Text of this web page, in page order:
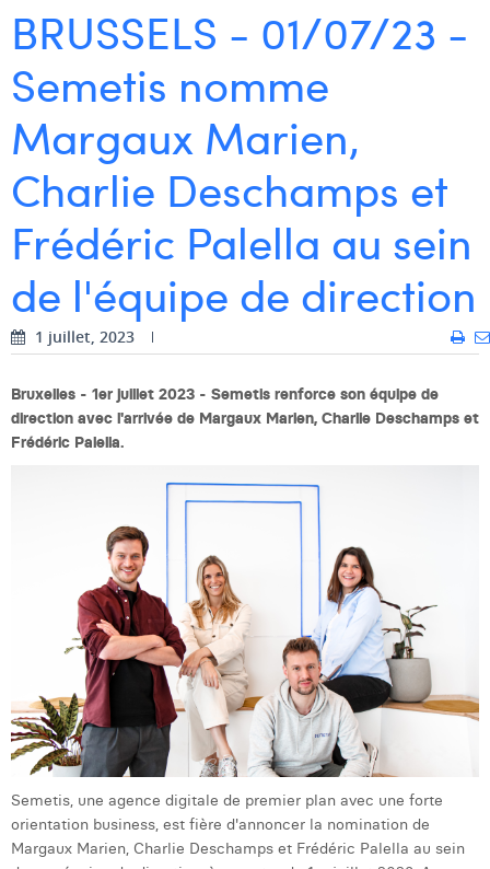
Charlie Deschamps
Edouard Polet
Elio Civalleri
Eliott Pousset
Floriane Defacqz
Hanne Van Loock
Jonas Geiregat
Laura Verhelst
Lena Pignoloni
Leonard Dierickx
Linda Kraim
Lisa Protin
Lore Fierens
Lotte Vranckx
Louis Nassogne
Digital Business Intern
BRUSSELS - 01/07/23 -
Semetis nomme
Margaux Marien,
Charlie Deschamps et
Frédéric Palella au sein
de l'équipe de direction
1 juillet, 2023
Bruxelles - 1er juillet 2023 - Semetis renforce son équipe de
direction avec l'arrivée de Margaux Marien, Charlie Deschamps et
Frédéric Palella.
Semetis, une agence digitale de premier plan avec une forte
orientation business, est fière d'annoncer la nomination de
Margaux Marien, Charlie Deschamps et Frédéric Palella au sein